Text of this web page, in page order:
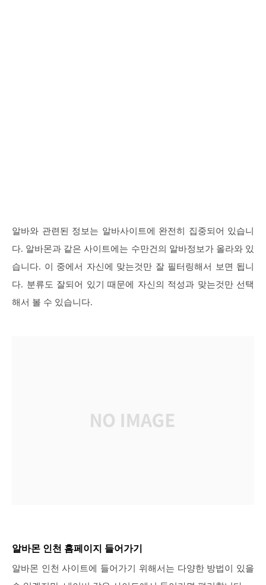
알바와 관련된 정보는 알바사이트에 완전히 집중되어 있습니
다. 알바몬과 같은 사이트에는 수만건의 알바정보가 올라와 있
습니다. 이 중에서 자신에 맞는것만 잘 필터링해서 보면 됩니
다. 분류도 잘되어 있기 때문에 자신의 적성과 맞는것만 선택
해서 볼 수 있습니다.
알바몬 인천 홈페이지 들어가기
알바몬 인천 사이트에 들어가기 위해서는 다양한 방법이 있을